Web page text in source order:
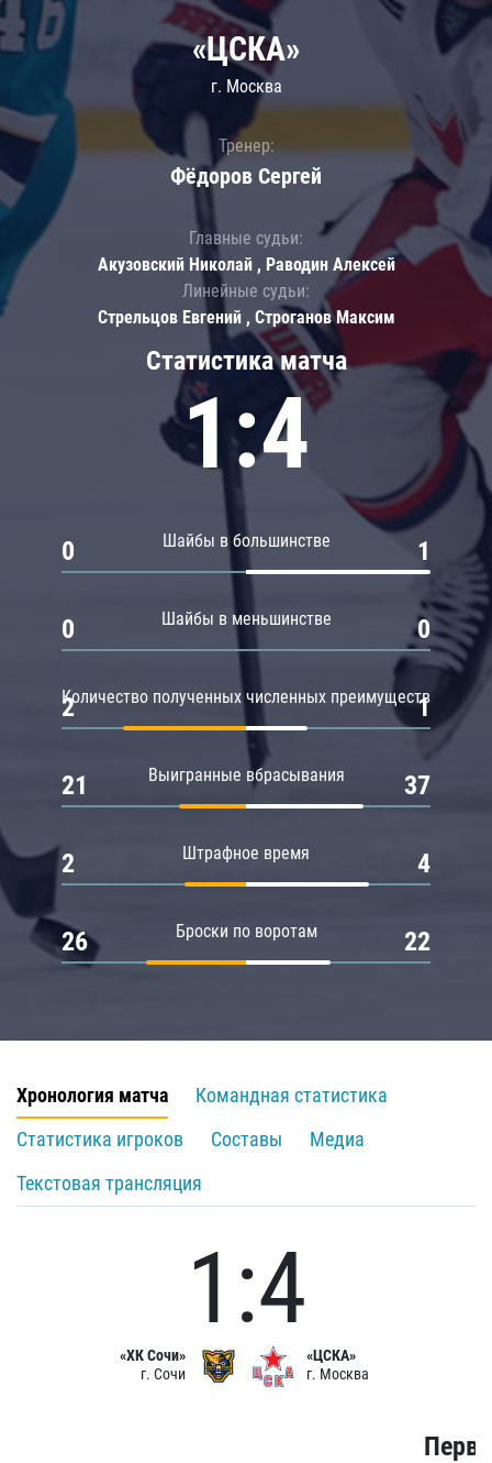
Статистика матча
1:4
Шайбы в большинстве
0 1
Шайбы в меньшинстве
0 0
Количество полученных численных преимуществ
2 1
Выигранные вбрасывания
21 37
Штрафное время
2 4
Броски по воротам
26 22
«ЦСКА»
г. Москва
Тренер:
Фёдоров Сергей
Главные судьи:
Акузовский Николай , Раводин Алексей
Линейные судьи:
Стрельцов Евгений , Строганов Максим
Хронология матча
Командная статистика
Статистика игроков
Составы
Медиа
Текстовая трансляция
«ХК Сочи»
г. Сочи
1:4
«ЦСКА»
г. Москва